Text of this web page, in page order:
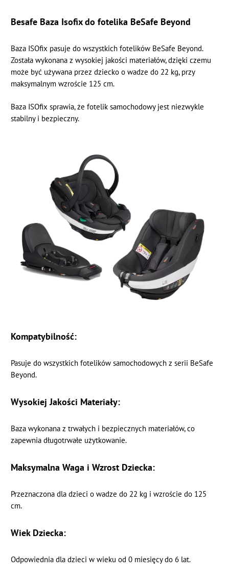
Besafe Baza Isofix do fotelika BeSafe Beyond
Baza ISOfix pasuje do wszystkich fotelików BeSafe Beyond.
Została wykonana z wysokiej jakości materiałów, dzięki czemu
może być używana przez dziecko o wadze do 22 kg, przy
maksymalnym wzroście 125 cm.
Baza ISOfix sprawia, że fotelik samochodowy jest niezwykle
stabilny i bezpieczny.
Kompatybilność:
Pasuje do wszystkich fotelików samochodowych z serii BeSafe
Beyond.
Wysokiej Jakości Materiały:
Baza wykonana z trwałych i bezpiecznych materiałów, co
zapewnia długotrwałe użytkowanie.
Maksymalna Waga i Wzrost Dziecka:
Przeznaczona dla dzieci o wadze do 22 kg i wzroście do 125
cm.
Wiek Dziecka:
Odpowiednia dla dzieci w wieku od 0 miesięcy do 6 lat.